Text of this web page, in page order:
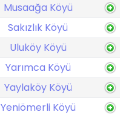
Musaağa Köyü
Sakızlık Köyü
Uluköy Köyü
Yarımca Köyü
Yaylaköy Köyü
Yeniömerli Köyü